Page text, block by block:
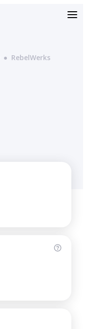
● RebelWerks